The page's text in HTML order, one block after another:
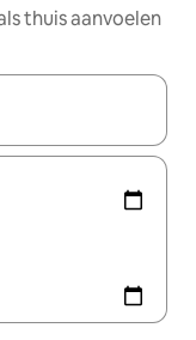
thuis aanvoelen
maak je een keuze